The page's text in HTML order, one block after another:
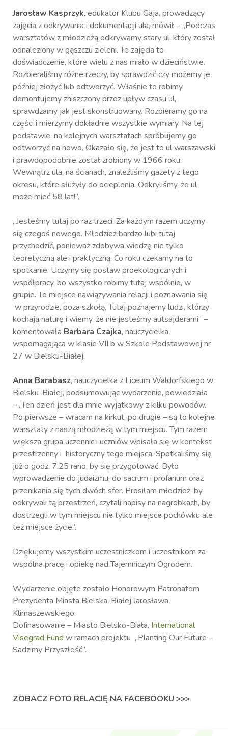
Jarosław Kasprzyk, edukator Klubu Gaja, prowadzący
zajęcia z odkrywania i dokumentacji ula, mówił – „Podczas
warsztatów z młodzieżą odkrywamy stary ul, który został
odnaleziony w gąszczu zieleni. Te zajęcia to
doświadczenie, które wielu z nas miało w dzieciństwie.
Rozbieraliśmy różne rzeczy, by sprawdzić czy możemy je
później złożyć lub odtworzyć. Właśnie to robimy,
demontujemy zniszczony przez upływ czasu ul,
sprawdzamy jak jest skonstruowany. Rozbieramy go na
części i mierzymy dokładnie wszystkie wymiary. Na tej
podstawie, na kolejnych warsztatach spróbujemy go
odtworzyć na nowo. Okazało się, że jest to ul warszawski
i prawdopodobnie został zrobiony w 1966 roku.
Wewnątrz ula, na ścianach, znaleźliśmy gazety z tego
okresu, które służyły do ocieplenia. Odkryliśmy, że ul
może mieć 58 lat!”.
„Jesteśmy tutaj po raz trzeci. Za każdym razem uczymy
się czegoś nowego. Młodzież bardzo lubi tutaj
przychodzić, ponieważ zdobywa wiedzę nie tylko
teoretyczną ale i praktyczną. Co roku czekamy na to
spotkanie. Uczymy się postaw proekologicznych i
współpracy, bo wszystko robimy tutaj wspólnie, w
grupie. To miejsce nawiązywania relacji i poznawania się
w przyrodzie, poza szkołą. Tutaj poznajemy ludzi, którzy
kochają naturę i wiemy, że nie jesteśmy autsajderami” –
komentowała Barbara Czajka, nauczycielka
wspomagająca w klasie VII b w Szkole Podstawowej nr
27 w Bielsku-Białej.
Anna Barabasz, nauczycielka z Liceum Waldorfskiego w
Bielsku-Białej, podsumowując wydarzenie, powiedziała
– „Ten dzień jest dla mnie wyjątkowy z kilku powodów.
Po pierwsze – wracam na kirkut, po drugie – są to kolejne
warsztaty z naszą młodzieżą w tym miejscu. Tym razem
większa grupa uczennic i uczniów wpisała się w kontekst
przestrzenny i historyczny tego miejsca. Spotkaliśmy się
już o godz. 7.25 rano, by się przygotować. Było
wprowadzenie do judaizmu, do sacrum i profanum oraz
przenikania się tych dwóch sfer. Prosiłam młodzież, by
odkrywali tą przestrzeń, czytali napisy na nagrobkach, by
dostrzegli w tym miejscu nie tylko miejsce pochówku ale
też miejsce życie”.
Dziękujemy wszystkim uczestniczkom i uczestnikom za
wspólna pracę i opiekę nad Tajemniczym Ogrodem.
Wydarzenie objęte zostało Honorowym Patronatem
Prezydenta Miasta Bielska-Białej Jarosława
Klimaszewskiego.
Dofinasowanie – Miasto Bielsko-Biała, International
Visegrad Fund w ramach projektu „Planting Our Future –
Sadzimy Przyszłość”.
ZOBACZ FOTO RELACJĘ NA FACEBOOKU >>>